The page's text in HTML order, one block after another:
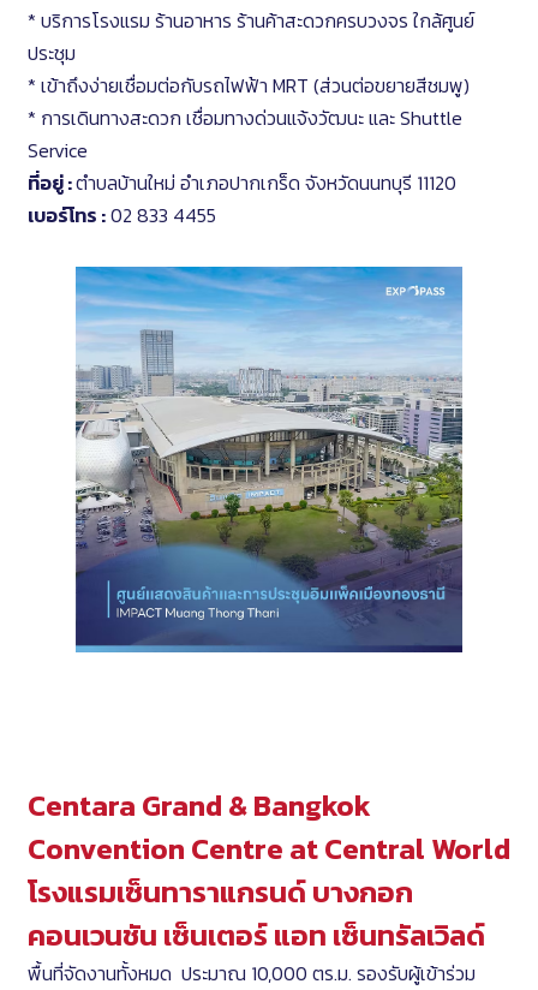
* บริการโรงแรม ร้านอาหาร ร้านค้าสะดวกครบวงจร ใกล้ศูนย์
ประชุม
* เข้าถึงง่ายเชื่อมต่อกับรถไฟฟ้า MRT (ส่วนต่อขยายสีชมพู)
* การเดินทางสะดวก เชื่อมทางด่วนแจ้งวัฒนะ และ Shuttle
Service
ที่อยู่ :ตำบลบ้านใหม่ อำเภอปากเกร็ด จังหวัดนนทบุรี 11120
เบอร์โทร :02 833 4455
Centara Grand & Bangkok
Convention Centre at Central World
โรงแรมเซ็นทาราแกรนด์ บางกอก
คอนเวนชัน เซ็นเตอร์ แอท เซ็นทรัลเวิลด์
พื้นที่จัดงานทั้งหมด ประมาณ 10,000 ตร.ม. รองรับผู้เข้าร่วม